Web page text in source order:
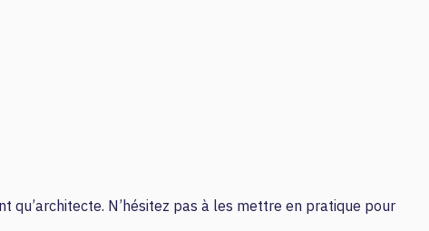
N’hésitez pas à les mettre en pratique pour